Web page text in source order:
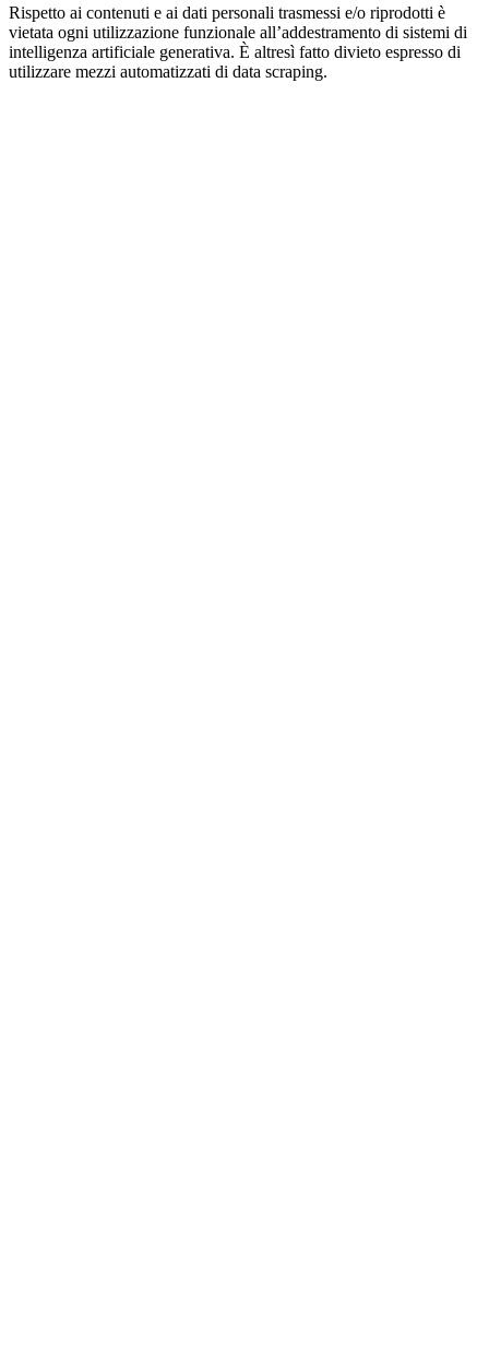
Rispetto ai contenuti e ai dati personali trasmessi e/o riprodotti è
vietata ogni utilizzazione funzionale all’addestramento di sistemi di
intelligenza artificiale generativa. È altresì fatto divieto espresso di
utilizzare mezzi automatizzati di data scraping.